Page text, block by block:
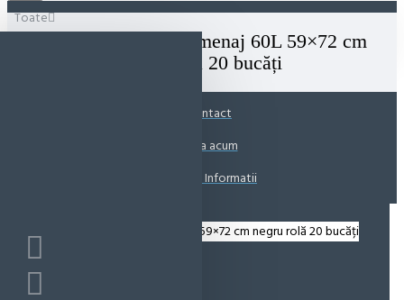
Toate
Fino Economy saci menaj 60L 59×72 cm
negru rolă 20 bucăți
Contact
Suna acum
Solicita Informatii